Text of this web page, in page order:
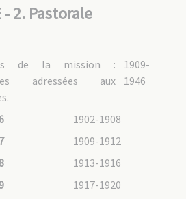
- 2. Pastorale
1909-
1946
de la mission :
adressées aux
1902-1908
1909-1912
1913-1916
1917-1920